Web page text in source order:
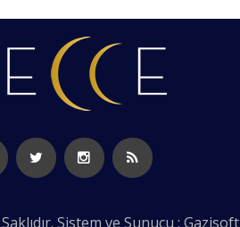
Sistem ve Sunucu : Gazisoft